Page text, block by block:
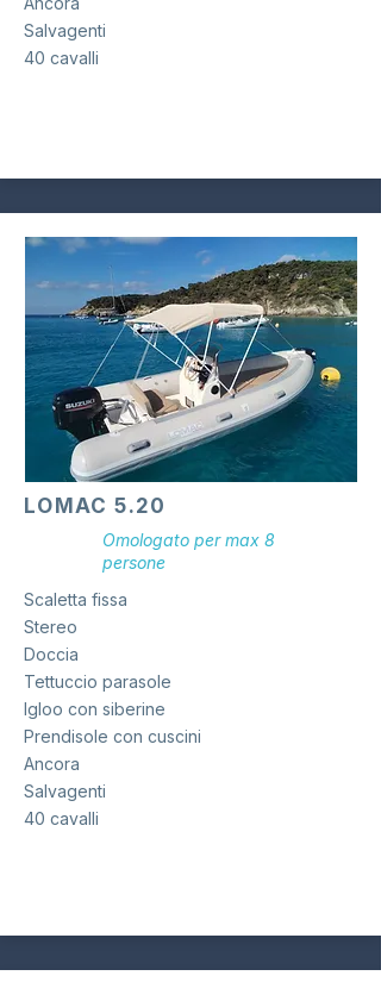
Salvagenti
40 cavalli
LOMAC 5.20
Omologato per max 8
persone
Scaletta fissa
Stereo
Doccia
Tettuccio parasole
Igloo con siberine
Prendisole con cuscini
Ancora
Salvagenti
40 cavalli